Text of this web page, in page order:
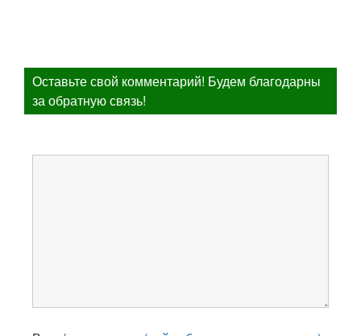
Оставьте свой комментарий! Будем благодарны
за обратную связь!